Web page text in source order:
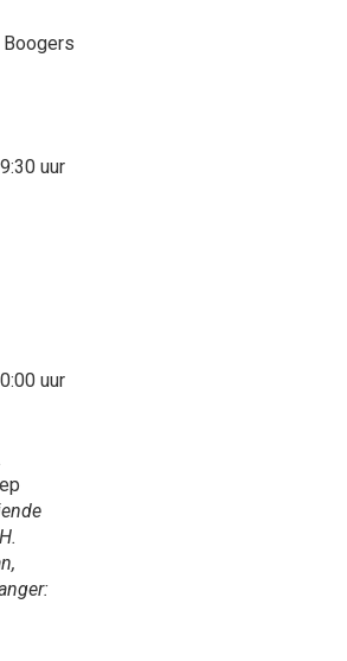
Boogers
uur
uur